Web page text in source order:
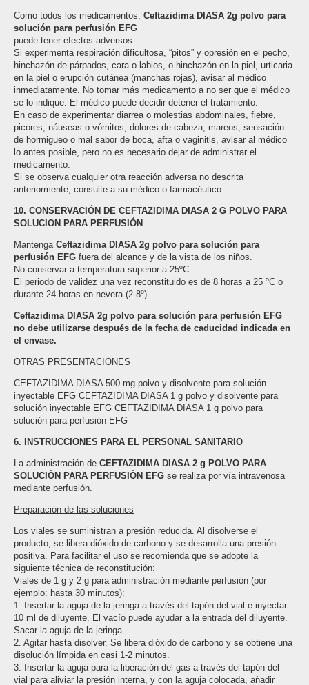
Como todos los medicamentos, Ceftazidima DIASA 2g polvo para
solución para perfusión EFG
puede tener efectos adversos.
Si experimenta respiración dificultosa, “pitos” y opresión en el pecho,
hinchazón de párpados, cara o labios, o hinchazón en la piel, urticaria
en la piel o erupción cutánea (manchas rojas), avisar al médico
inmediatamente. No tomar más medicamento a no ser que el médico
se lo indique. El médico puede decidir detener el tratamiento.
En caso de experimentar diarrea o molestias abdominales, fiebre,
picores, náuseas o vómitos, dolores de cabeza, mareos, sensación
de hormigueo o mal sabor de boca, afta o vaginitis, avisar al médico
lo antes posible, pero no es necesario dejar de administrar el
medicamento.
Si se observa cualquier otra reacción adversa no descrita
anteriormente, consulte a su médico o farmacéutico.
10. CONSERVACIÓN DE CEFTAZIDIMA DIASA 2 G POLVO PARA
SOLUCION PARA PERFUSIÓN
Mantenga Ceftazidima DIASA 2g polvo para solución para
perfusión EFG fuera del alcance y de la vista de los niños.
No conservar a temperatura superior a 25ºC.
El periodo de validez una vez reconstituido es de 8 horas a 25 ºC o
durante 24 horas en nevera (2-8º).
Ceftazidima DIASA 2g polvo para solución para perfusión EFG
no debe utilizarse después de la fecha de caducidad indicada en
el envase.
OTRAS PRESENTACIONES
CEFTAZIDIMA DIASA 500 mg polvo y disolvente para solución
inyectable EFG CEFTAZIDIMA DIASA 1 g polvo y disolvente para
solución inyectable EFG CEFTAZIDIMA DIASA 1 g polvo para
solución para perfusión EFG
6. INSTRUCCIONES PARA EL PERSONAL SANITARIO
La administración de CEFTAZIDIMA DIASA 2 g POLVO PARA
SOLUCIÓN PARA PERFUSIÓN EFG se realiza por vía intravenosa
mediante perfusión.
Preparación de las soluciones
Los viales se suministran a presión reducida. Al disolverse el
producto, se libera dióxido de carbono y se desarrolla una presión
positiva. Para facilitar el uso se recomienda que se adopte la
siguiente técnica de reconstitución:
Viales de 1 g y 2 g para administración mediante perfusión (por
ejemplo: hasta 30 minutos):
1. Insertar la aguja de la jeringa a través del tapón del vial e inyectar
10 ml de diluyente. El vacío puede ayudar a la entrada del diluyente.
Sacar la aguja de la jeringa.
2. Agitar hasta disolver. Se libera dióxido de carbono y se obtiene una
disolución límpida en casi 1-2 minutos.
3. Insertar la aguja para la liberación del gas a través del tapón del
vial para aliviar la presión interna, y con la aguja colocada, añadir